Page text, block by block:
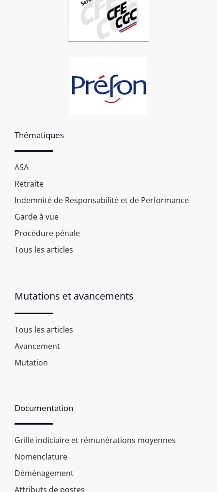
Thématiques
ASA
Retraite
Indemnité de Responsabilité et de Performance
Garde à vue
Procédure pénale
Tous les articles
Mutations et avancements
Tous les articles
Avancement
Mutation
Documentation
Grille indiciaire et rémunérations moyennes
Nomenclature
Déménagement
Attributs de postes